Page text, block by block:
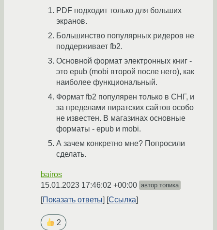
PDF подходит только для больших
экранов.
Большинство популярных ридеров не
поддерживает fb2.
Основной формат электронных книг -
это epub (mobi второй после него), как
наиболее функциональный.
Формат fb2 популярен только в СНГ, и
за пределами пиратских сайтов особо
не известен. В магазинах основные
форматы - epub и mobi.
А зачем конкретно мне? Попросили
сделать.
bairos
15.01.2023 17:46:02 +00:00 автор топика
Показать ответы Ссылка
2